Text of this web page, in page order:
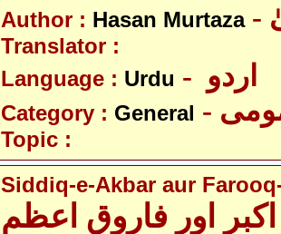
Author : Hasan Murtaza
Translator :
Language : Urdu
Category : General
Topic :
Siddiq-e-Akbar aur
اور فاروق اعظم